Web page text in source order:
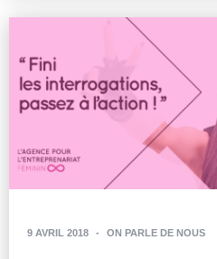
9 AVRIL 2018 - ON PARLE DE NOUS